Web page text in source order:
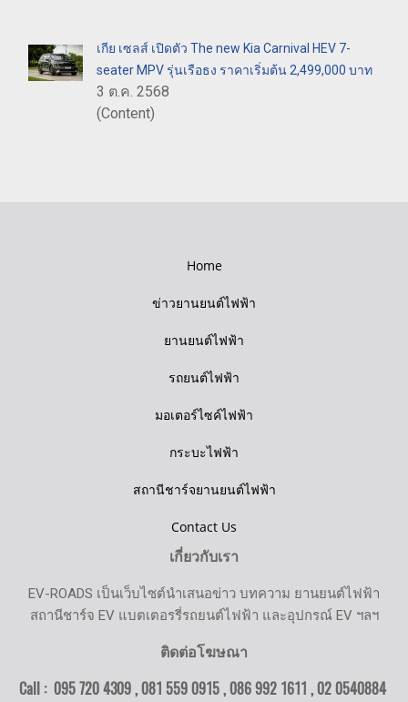
เกีย เซลส์ เปิดตัว The new Kia Carnival HEV 7-
seater MPV รุ่นเรือธง ราคาเริ่มต้น 2,499,000 บาท
3 ต.ค. 2568
(Content)
Home
ข่าวยานยนต์ไฟฟ้า
ยานยนต์ไฟฟ้า
รถยนต์ไฟฟ้า
มอเตอร์ไซค์ไฟฟ้า
กระบะไฟฟ้า
สถานีชาร์จยานยนต์ไฟฟ้า
Contact Us
เกี่ยวกับเรา
EV-ROADS เป็นเว็บไซต์นำเสนอข่าว บทความ ยานยนต์ไฟฟ้า
สถานีชาร์จ EV แบตเตอรรี่รถยนต์ไฟฟ้า และอุปกรณ์ EV ฯลฯ
ติดต่อโฆษณา
Call : 095 720 4309 , 081 559 0915 , 086 992 1611 ,02 0540884